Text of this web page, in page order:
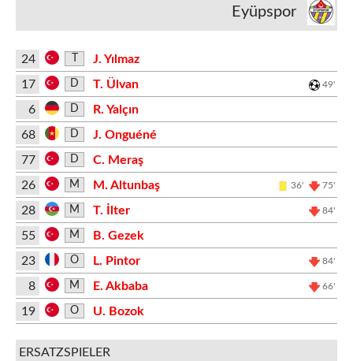
Eyüpspor
24
J. Yılmaz
17
D T. Ülvan 49'
6 D
R. Yalçın
68
D
J. Onguéné
77
D
C. Meraş
26
M M. Altunbaş 36' 75'
28 M T. İlter 84'
55 M
B. Gezek
23
O L. Pintor 84'
8 M E. Akbaba 66'
19 O U. Bozok
ERSATZSPIELER